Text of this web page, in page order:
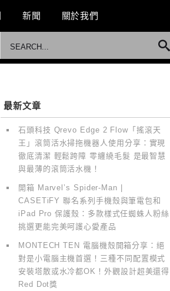
新聞 關於我們
最新文章
石頭科技 Qrevo Edge 2 Flow「搖滾天
王」滾筒活水掃拖機器人使用分享：實現
徹底清潔 輕鬆跨障 零纏繞毛髮 是最智慧
與最薄的滾筒活水機！
開箱 Marvel’s Spider-Man |
CASETiFY 聯名系列手機殼與筆電包和
iPad Pro 保護殼：多款樣式任蜘蛛人粉絲
挑選更能完美呵護心愛產品
MONTECH TEN 電腦機殼開箱分享：絕
對是小電腦主機首選！三種不同配置模式
安裝塔散或水冷都OK！外觀設計超美還得
Red Dot獎